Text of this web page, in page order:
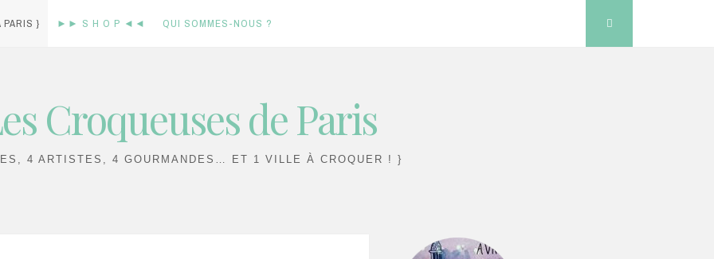
PARIS } ►► S H O P ◄◄ QUI SOMMES-NOUS ? Search
Croqueuses de Paris
4 ARTISTES, 4 GOURMANDES… ET 1 VILLE À CROQUER ! }